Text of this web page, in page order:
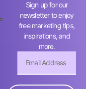
Sign up for our
newsletter to enjoy
free marketing tips,
inspirations, and
more.